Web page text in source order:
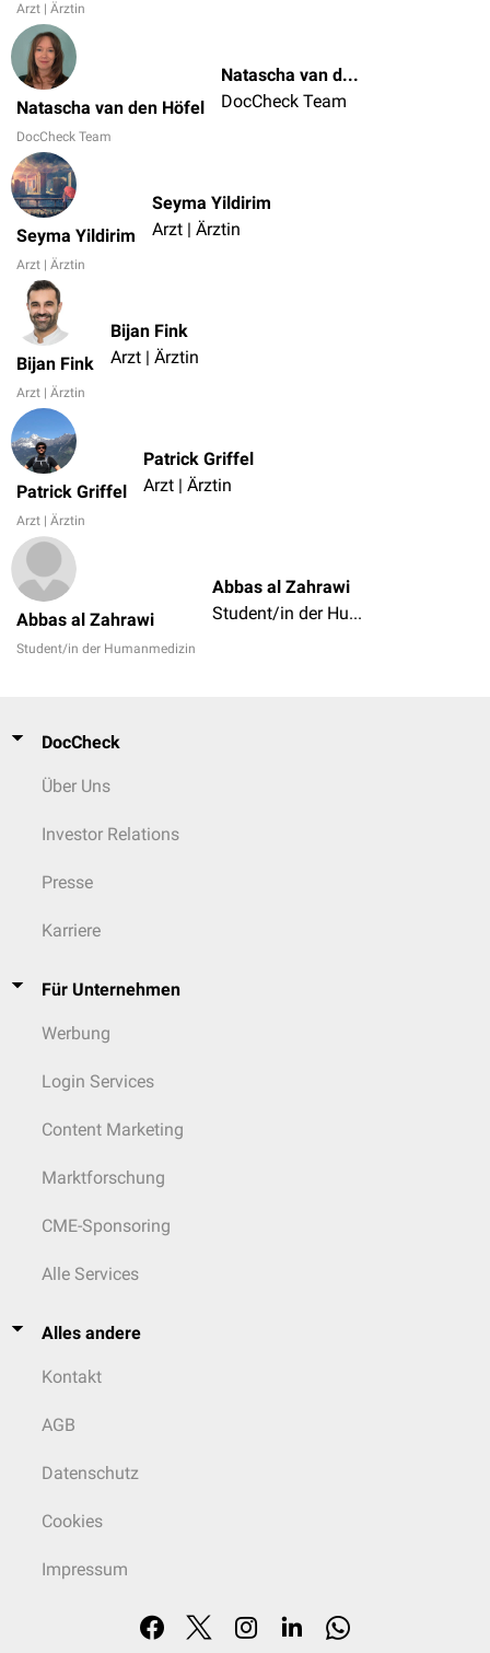
Arzt | Ärztin
Natascha van den Höfel
DocCheck Team
Natascha van den Höfel
DocCheck Team
Seyma Yildirim
Arzt | Ärztin
Seyma Yildirim
Arzt | Ärztin
Bijan Fink
Arzt | Ärztin
Bijan Fink
Arzt | Ärztin
Patrick Griffel
Arzt | Ärztin
Patrick Griffel
Arzt | Ärztin
Abbas al Zahrawi
Student/in der Humanmedizin
Abbas al Zahrawi
Student/in der Humanmedizin
DocCheck
Über Uns
Investor Relations
Presse
Karriere
Für Unternehmen
Werbung
Login Services
Content Marketing
Marktforschung
CME-Sponsoring
Alle Services
Alles andere
Kontakt
AGB
Datenschutz
Cookies
Impressum